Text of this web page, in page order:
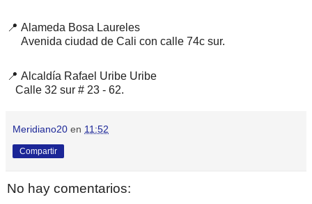
📍 Alameda Bosa Laureles
Avenida ciudad de Cali con calle 74c sur.
📍 Alcaldía Rafael Uribe Uribe
Calle 32 sur # 23 - 62.
Meridiano20 en 11:52
Compartir
No hay comentarios: